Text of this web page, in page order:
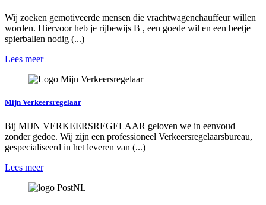
Wij zoeken gemotiveerde mensen die vrachtwagenchauffeur willen
worden. Hiervoor heb je rijbewijs B , een goede wil en een beetje
spierballen nodig (...)
Lees meer
Mijn Verkeersregelaar
Bij MIJN VERKEERSREGELAAR geloven we in eenvoud
zonder gedoe. Wij zijn een professioneel Verkeersregelaarsbureau,
gespecialiseerd in het leveren van (...)
Lees meer